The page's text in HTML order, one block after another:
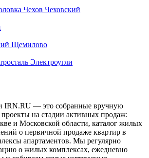
Чехов Чеховский
Щемилово
Электроугли
IRN.RU — это собранные вручную
на стадии активных продаж:
и Московской области, каталог жилых
о первичной продаже квартир в
апартаментов. Мы регулярно
о жилых комплексах, ежедневно